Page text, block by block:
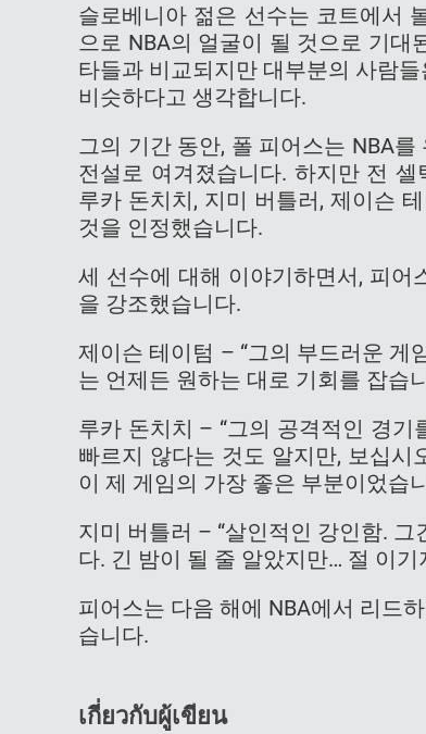
슬로베니아 젊은 선수는 코트에서
으로 NBA의 얼굴이 될 것으로 기
타들과 비교되지만 대부분의 사람
비슷하다고 생각합니다.
그의 기간 동안, 폴 피어스는 NBA
전설로 여겨졌습니다. 하지만 전
루카 돈치치, 지미 버틀러, 제이슨
것을 인정했습니다.
세 선수에 대해 이야기하면서, 피어
을 강조했습니다.
제이슨 테이텀 – “그의 부드러운 게
는 언제든 원하는 대로 기회를 잡습
루카 돈치치 – “그의 공격적인 경
빠르지 않다는 것도 알지만, 보십시
이 제 게임의 가장 좋은 부분이었습
지미 버틀러 – “살인적인 강인함.
다. 긴 밤이 될 줄 알았지만… 절 이기
피어스는 다음 해에 NBA에서 리드
습니다.
เกี่ยวกับผู้เขียน